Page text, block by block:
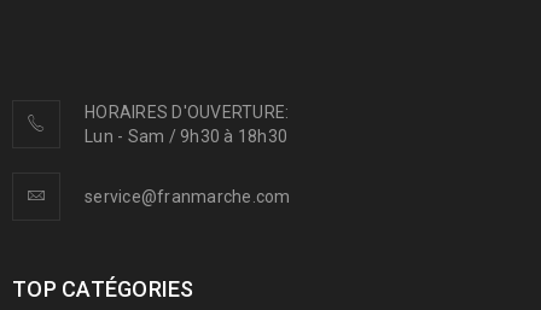
HORAIRES D'OUVERTURE:
Lun - Sam / 9h30 à 18h30
service@franmarche.com
TOP CATÉGORIES